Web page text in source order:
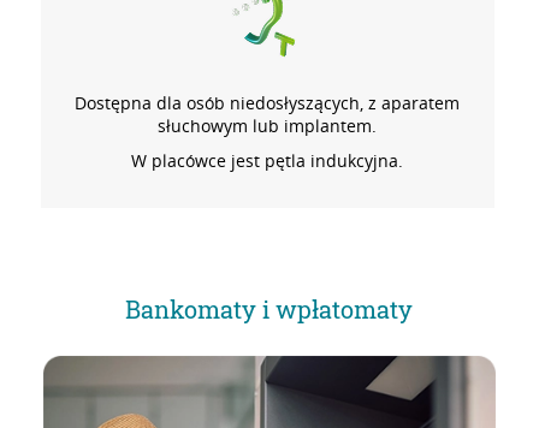
Dostępna dla osób niedosłyszących, z aparatem
słuchowym lub implantem.
W placówce jest pętla indukcyjna.
Bankomaty i wpłatomaty